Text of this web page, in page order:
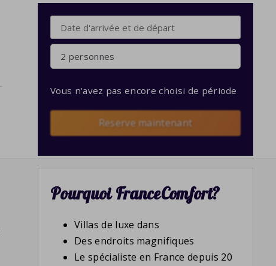
2 personnes
Vous n'avez pas encore choisi de période
Reserve maintenant
Pourquoi FranceComfort?
Villas de luxe dans
Des endroits magnifiques
Le spécialiste en France depuis 20